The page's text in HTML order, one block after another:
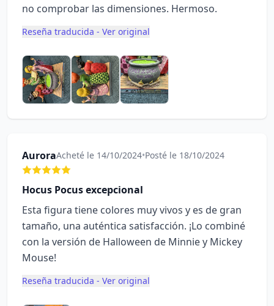
no comprobar las dimensiones. Hermoso.
Reseña traducida - Ver original
AuroraAcheté le 14/10/2024•Posté le 18/10/2024
Hocus Pocus excepcional
Esta figura tiene colores muy vivos y es de gran
tamaño, una auténtica satisfacción. ¡Lo combiné
con la versión de Halloween de Minnie y Mickey
Mouse!
Reseña traducida - Ver original